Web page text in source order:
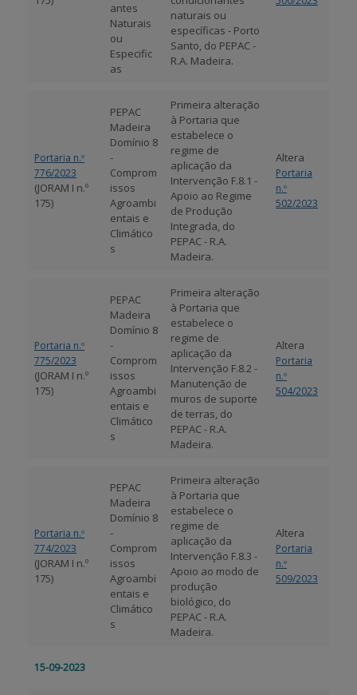
antes
Naturais
ou
Especific
as
naturais ou
específicas - Porto
Santo, do PEPAC -
R.A. Madeira.
Portaria n.º
776/2023
(JORAM I n.º
175)
PEPAC
Madeira
Domínio 8
-
Comprom
issos
Agroambi
entais e
Climático
s
Primeira alteração
à Portaria que
estabelece o
regime de
aplicação da
Intervenção F.8.1 -
Apoio ao Regime
de Produção
Integrada, do
PEPAC - R.A.
Madeira.
Altera
Portaria
n.º
502/2023
Portaria n.º
775/2023
(JORAM I n.º
175)
PEPAC
Madeira
Domínio 8
-
Comprom
issos
Agroambi
entais e
Climático
s
Primeira alteração
à Portaria que
estabelece o
regime de
aplicação da
Intervenção F.8.2 -
Manutenção de
muros de suporte
de terras, do
PEPAC - R.A.
Madeira.
Altera
Portaria
n.º
504/2023
Portaria n.º
774/2023
(JORAM I n.º
175)
PEPAC
Madeira
Domínio 8
-
Comprom
issos
Agroambi
entais e
Climático
s
Primeira alteração
à Portaria que
estabelece o
regime de
aplicação da
Intervenção F.8.3 -
Apoio ao modo de
produção
biológico, do
PEPAC - R.A.
Madeira.
Altera
Portaria
n.º
509/2023
15-09-2023